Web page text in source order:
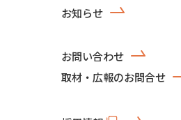
お知らせ
お問い合わせ
取材・広報のお問合せ